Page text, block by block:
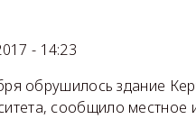
- 14:23
обрушилось здание
сообщило местное